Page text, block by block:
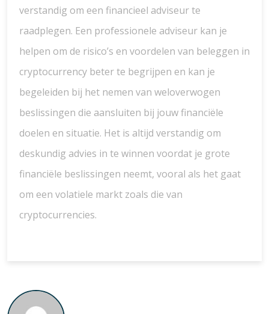
verstandig om een financieel adviseur te
raadplegen. Een professionele adviseur kan je
helpen om de risico’s en voordelen van beleggen in
cryptocurrency beter te begrijpen en kan je
begeleiden bij het nemen van weloverwogen
beslissingen die aansluiten bij jouw financiële
doelen en situatie. Het is altijd verstandig om
deskundig advies in te winnen voordat je grote
financiële beslissingen neemt, vooral als het gaat
om een volatiele markt zoals die van
cryptocurrencies.